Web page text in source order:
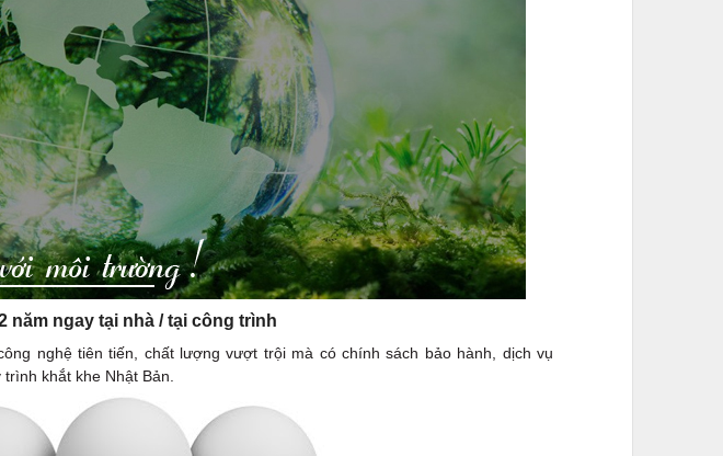
năm ngay tại nhà / tại công trình
nghệ tiên tiến, chất lượng vượt trội mà có chính sách bảo hành, dịch vụ
khắt khe Nhật Bản.